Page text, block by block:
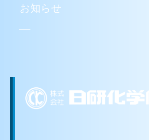
お知らせ